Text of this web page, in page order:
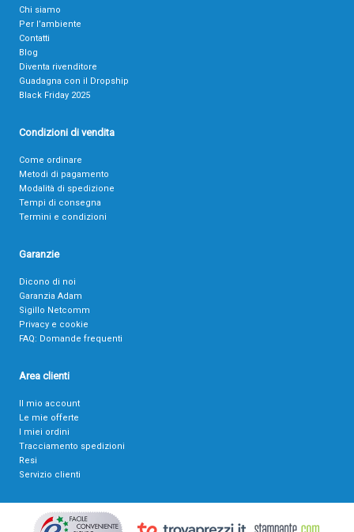
Chi siamo
Per l’ambiente
Contatti
Blog
Diventa rivenditore
Guadagna con il Dropship
Black Friday 2025
Condizioni di vendita
Come ordinare
Metodi di pagamento
Modalità di spedizione
Tempi di consegna
Termini e condizioni
Garanzie
Dicono di noi
Garanzia Adam
Sigillo Netcomm
Privacy e cookie
FAQ: Domande frequenti
Area clienti
Il mio account
Le mie offerte
I miei ordini
Tracciamento spedizioni
Resi
Servizio clienti